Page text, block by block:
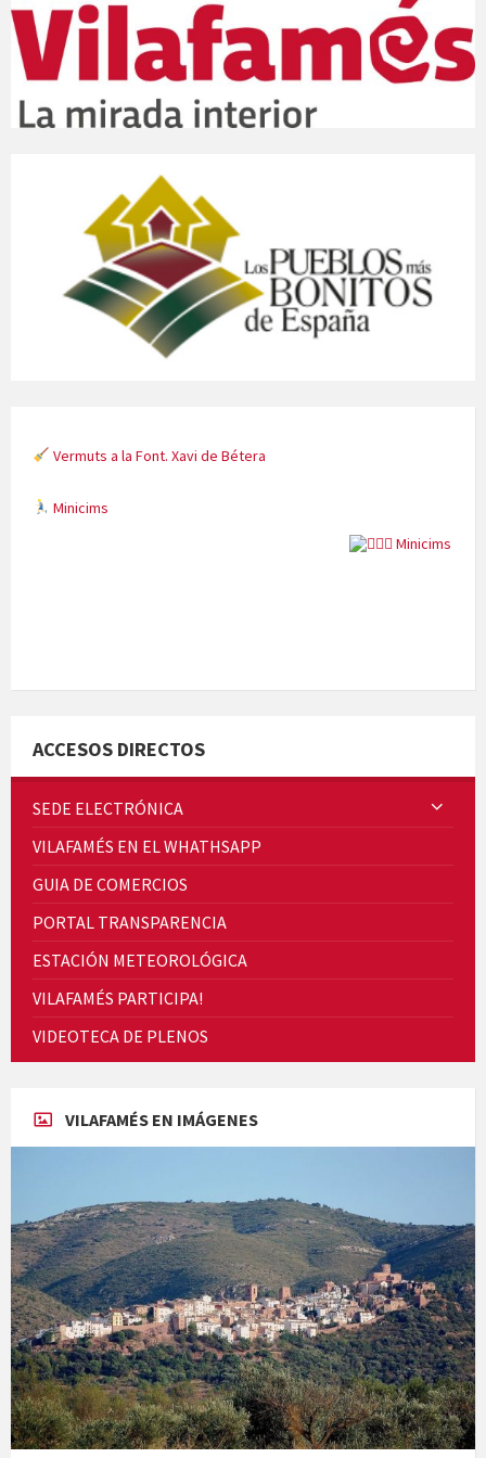
Vermuts a la Font. Xavi de Bétera
Minicims
Cicle de Cine i Dones rurals
Concerts al Museu
Presentació del llibre &quot;La mare&quot;, d'Emma Zafon
En Bum
ACCESOS DIRECTOS
SEDE ELECTRÓNICA
VILAFAMÉS EN EL WHATHSAPP
GUIA DE COMERCIOS
PORTAL TRANSPARENCIA
ESTACIÓN METEOROLÓGICA
VILAFAMÉS PARTICIPA!
VIDEOTECA DE PLENOS
VILAFAMÉS EN IMÁGENES